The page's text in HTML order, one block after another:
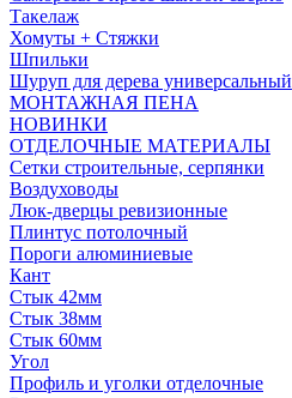
Такелаж
Хомуты + Стяжки
Шпильки
Шуруп для дерева универсальный
МОНТАЖНАЯ ПЕНА
НОВИНКИ
ОТДЕЛОЧНЫЕ МАТЕРИАЛЫ
Сетки строительные, серпянки
Воздуховоды
Люк-дверцы ревизионные
Плинтус потолочный
Пороги алюминиевые
Кант
Стык 42мм
Стык 38мм
Стык 60мм
Угол
Профиль и уголки отделочные